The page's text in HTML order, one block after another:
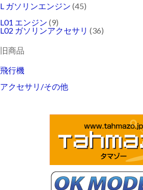
L ガソリンエンジン (45)
L01 エンジン (9)
L02 ガソリンアクセサリ (36)
旧商品
飛行機
アクセサリ/その他